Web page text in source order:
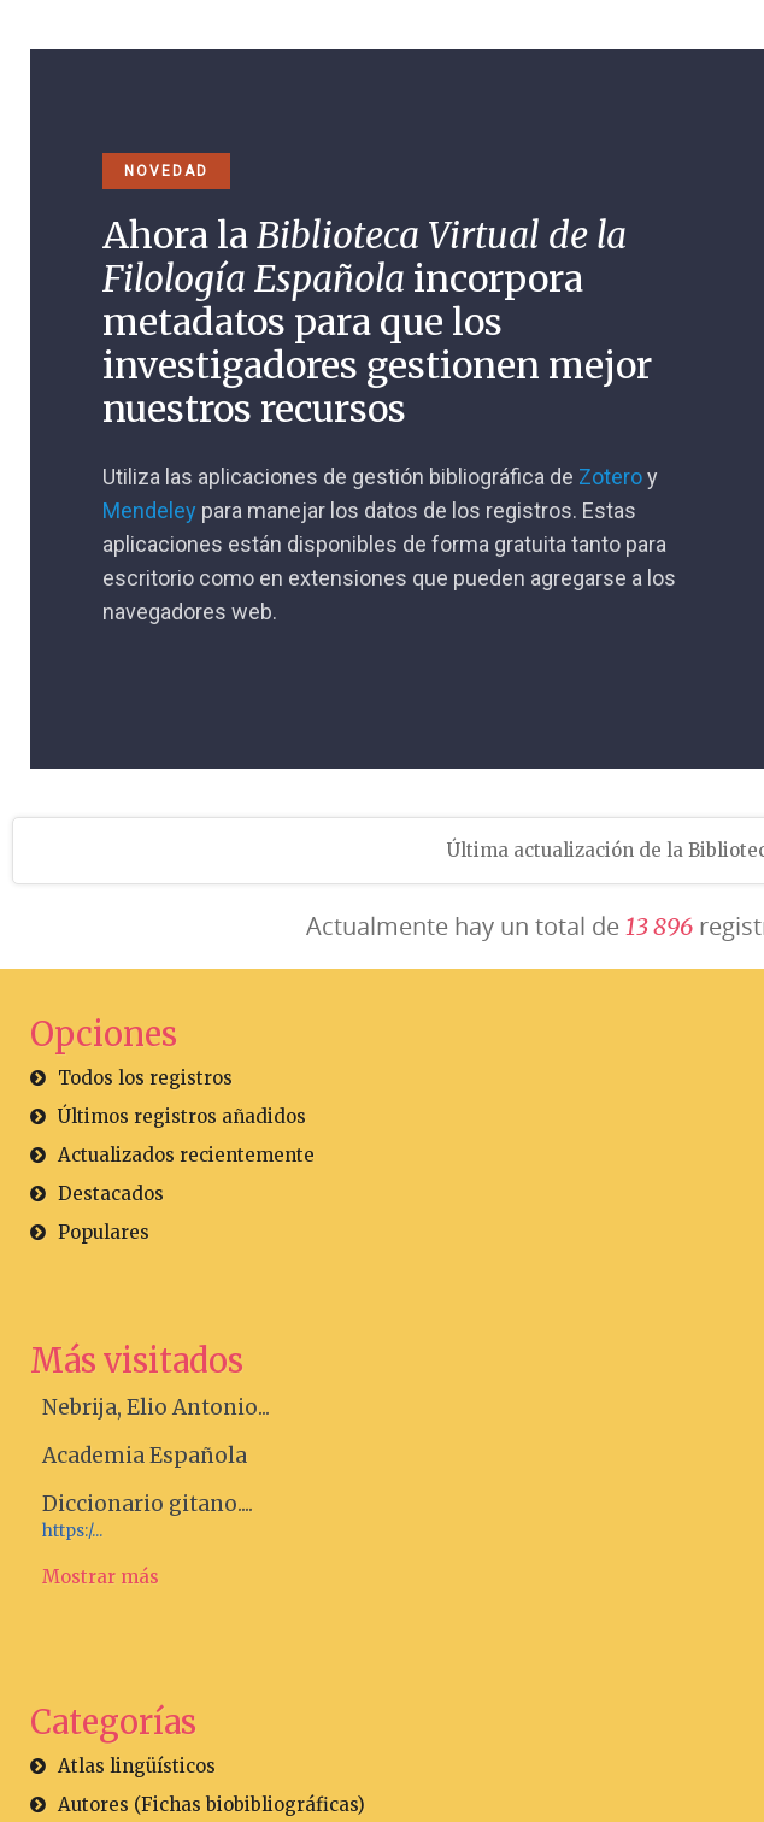
NOVEDAD
Ahora laBiblioteca Virtual de la
Filología Española incorpora
metadatos para que los
investigadores gestionen mejor
nuestros recursos
Utiliza las aplicaciones de gestión bibliográfica de Zoteroy
Mendeley para manejar los datos de los registros. Estas
aplicaciones están disponibles de forma gratuita tanto para
escritorio como en extensiones que pueden agregarse a los
navegadores web.
Última actualización de la
Actualmente hay un total de 13896
Opciones
Todos los registros
Últimos registros añadidos
Actualizados recientemente
Destacados
Populares
Más visitados
Nebrija, Elio Antonio...
Academia Española
Diccionario gitano....
https:/...
Mostrar más
Categorías
Atlas lingüísticos
Autores (Fichas biobibliográficas)